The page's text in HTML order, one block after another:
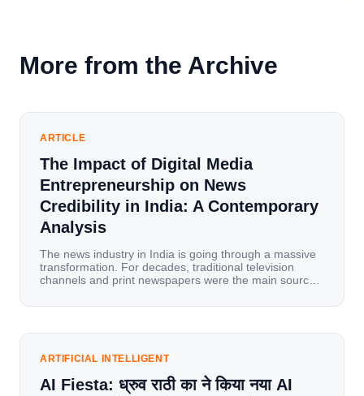
More from the Archive
ARTICLE
The Impact of Digital Media
Entrepreneurship on News
Credibility in India: A Contemporary
Analysis
The news industry in India is going through a massive
transformation. For decades, traditional television
channels and print newspapers were the main sources
mobile data, affordable smartphones, and high-speed
has become a mobile-first market where consumers
ARTIFICIAL INTELLIGENT
AI Fiesta: ध्रुव राठी का ने किया नया AI